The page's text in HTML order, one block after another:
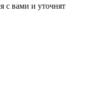
с вами и уточнят